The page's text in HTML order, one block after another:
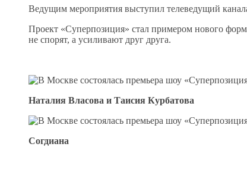
Ведущим мероприятия выступил телеведущий
Проект «Суперпозиция» стал примером нового
не спорят, а усиливают друг друга.
Наталия Власова и Таисия Курбатова
Согдиана